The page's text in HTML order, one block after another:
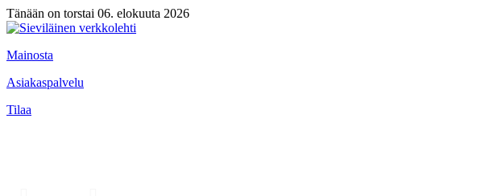
Tänään on torstai 06. elokuuta 2026
Mainosta
Asiakaspalvelu
Tilaa